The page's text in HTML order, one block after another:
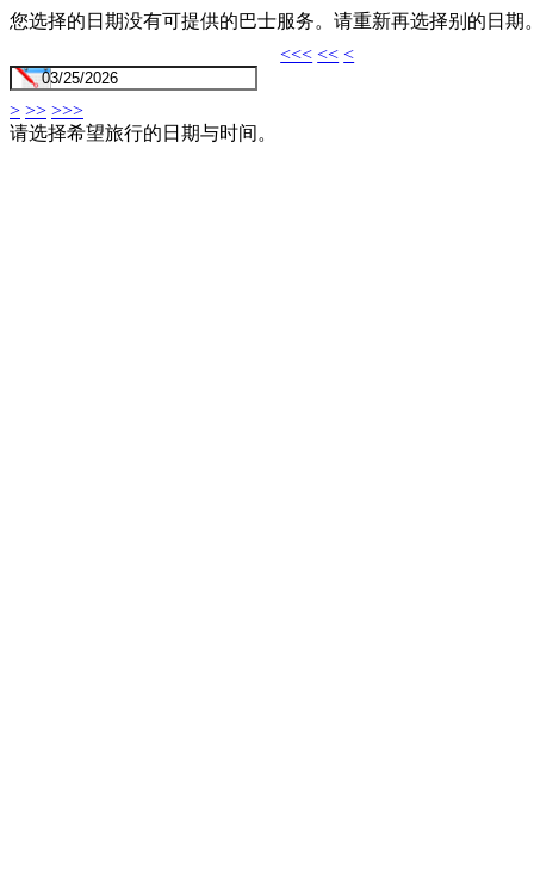
您选择的日期没有可提供的巴士服务。请重新再选择别的日期
<<< << <
> >> >>>
请选择希望旅行的日期与时间。